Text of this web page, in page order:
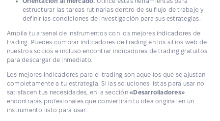
estructurar las tareas rutinarias dentro de su flujo de trabajo y
definir las condiciones de investigación para sus estrategias.
Amplía tu arsenal de instrumentos con los mejores indicadores de
trading. Puedes comprar indicadores de trading en los sitios web de
nuestros socios e incluso encontrar indicadores de trading gratuitos
para descargar de inmediato.
Los mejores indicadores para el trading son aquellos que se ajustan
completamente a tu estrategia. Si las soluciones listas para usar no
satisfacen tus necesidades, en la sección«Desarrolladores»
encontrarás profesionales que convertirán tu idea original en un
instrumento listo para usar.